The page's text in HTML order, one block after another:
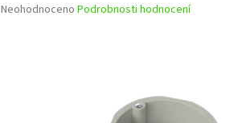
Průměrné
Neohodnoceno Podrobnosti hodnocení